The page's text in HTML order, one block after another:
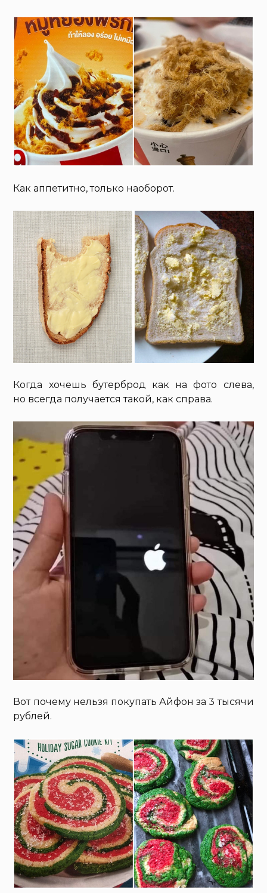
Как аппетитно, только наоборот.
Когда хочешь бутерброд как на фото слева,
но всегда получается такой, как справа.
Вот почему нельзя покупать Айфон за 3 тысячи
рублей.